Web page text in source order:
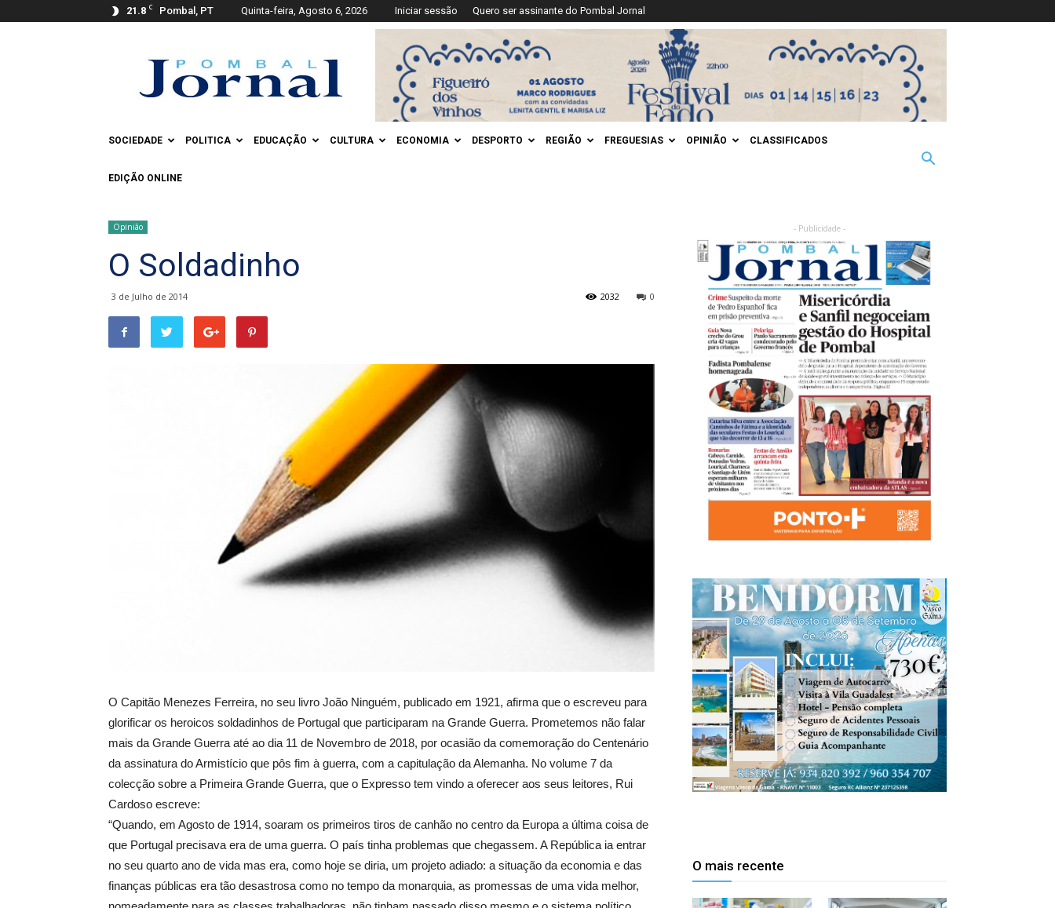
21.8 C Pombal, PT Quinta-feira, Agosto 6, 2026 Iniciar sessão Quero ser assinante do Pombal Jornal
Jornal
SOCIEDADE POLITICA EDUCAÇÃO CULTURA ECONOMIA DESPORTO REGIÃO FREGUESIAS OPINIÃO CLASSIFICADOS
EDIÇÃO ONLINE
Opinião
O Soldadinho
3 de Julho de 2014 0
2032
O Capitão Menezes Ferreira, no seu livro João Ninguém, publicado em 1921, afirma que o escreveu para
glorificar os heroicos soldadinhos de Portugal que participaram na Grande Guerra. Prometemos não falar
mais da Grande Guerra até ao dia 11 de Novembro de 2018, por ocasião da comemoração do Centenário
da assinatura do Armistício que pôs fim à guerra, com a capitulação da Alemanha. No volume 7 da
colecção sobre a Primeira Grande Guerra, que o Expresso tem vindo a oferecer aos seus leitores, Rui
Cardoso escreve:
“Quando, em Agosto de 1914, soaram os primeiros tiros de canhão no centro da Europa a última coisa de
que Portugal precisava era de uma guerra. O país tinha problemas que chegassem. A República ia entrar
no seu quarto ano de vida mas era, como hoje se diria, um projeto adiado: a situação da economia e das
finanças públicas era tão desastrosa como no tempo da monarquia, as promessas de uma vida melhor,
- Publicidade -
O mais recente